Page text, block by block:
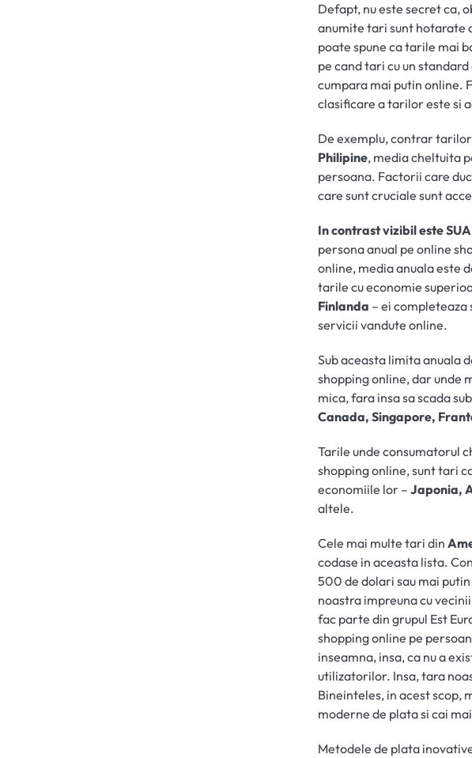
Defapt, nu este secret ca,
anumite tari sunt hotarate
poate spune ca tarile mai
pe cand tari cu un
cumpara mai putin online.
clasificare a tarilor este si
De exemplu, contrar
Philipine, media cheltuita
persoana. Factorii care
care sunt cruciale sunt
In contrast vizibil este SUA
persona anual pe online
online, media anuala este
tarile cu economie
Finlanda – ei
servicii vandute online.
Sub aceasta limita anuala
shopping online, dar unde
mica, fara insa sa scada
Canada, Singapore,
Tarile unde consumatorul
shopping online, sunt tari
economiile lor –Japonia,
altele.
Cele mai multe tari din
codase in aceasta lista.
500 de dolari sau mai
noastra impreuna cu
fac parte din grupul Est
shopping online pe
inseamna, insa, ca nu a
utilizatorilor. Insa, tara
Bineinteles, in acest scop,
moderne de plata si cai
Metodele de plata